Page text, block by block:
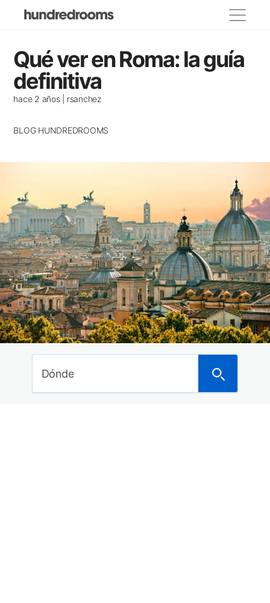
Categorías
propietarios
Lugares para visitar
Casas de famosos
Alojamientos recomendados
Casas con encanto
Consejos para viajar
Ideas de viajes
Curiosidades del mundo
Noticias
Últimos posts
Dónde anunciarte para alquilar tu piso o vivienda
Qué ver en Roma: la guía
definitiva
hace 2 años | rsanchez
BLOG HUNDREDROOMS
Dónde